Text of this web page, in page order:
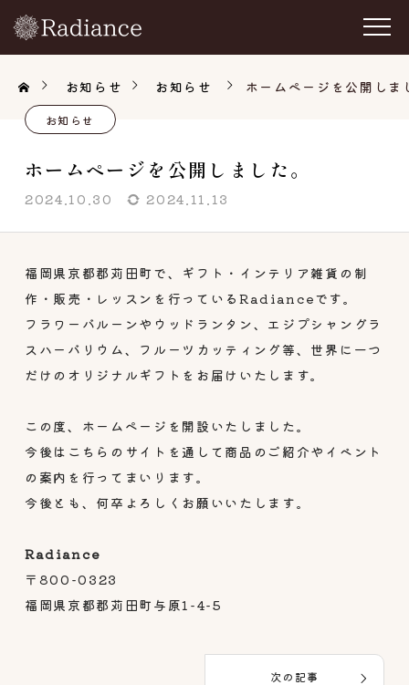
お知らせ お知らせ ホームページを公開しま
お知らせ
ホームページを公開しました。
2024.10.30 2024.11.13
福岡県京都郡苅田町で、ギフト・インテリア雑貨の制
作・販売・レッスンを行っているRadianceです。
フラワーバルーンやウッドランタン、エジプシャングラ
スハーバリウム、フルーツカッティング等、世界に一つ
だけのオリジナルギフトをお届けいたします。
この度、ホームページを開設いたしました。
今後はこちらのサイトを通して商品のご紹介やイベント
の案内を行ってまいります。
今後とも、何卒よろしくお願いいたします。
Radiance
〒800-0323
福岡県京都郡苅田町与原1-4-5
次の記事